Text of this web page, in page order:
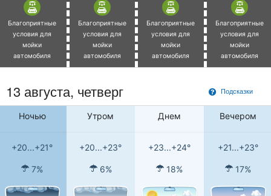
Благоприятные
условия для
мойки
автомобиля
Благоприятные
условия для
мойки
автомобиля
Благоприятные
условия для
мойки
автомобиля
Благоприятные
условия для
мойки
автомобиля
Подсказки
13 августа, четверг
Ночью Утром Днем Вечером
+20...+21° +20...+23° +23...+24° +21...+23°
7% 6% 18% 17%